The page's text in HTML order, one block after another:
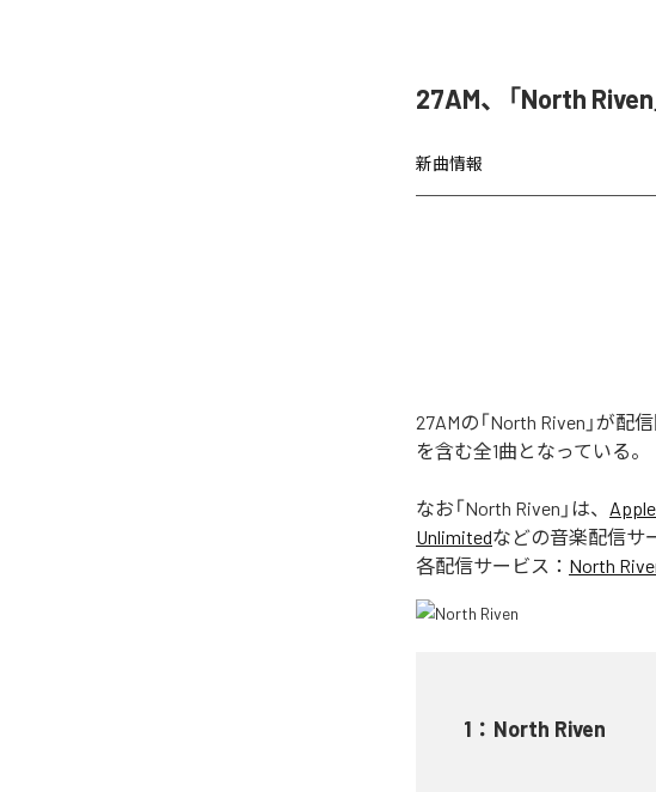
27AM、「North
新曲情報
27AMの「North Riven」が配
を含む全1曲となっている。
なお「North Riven 」は、
Unlimitedなどの音楽配信サ
各配信サービス： North
1 ： North Riven